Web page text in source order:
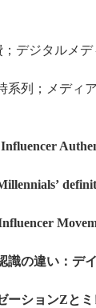
デジタルメ
系列；メディ
’
識の違い：デ
ーションZと